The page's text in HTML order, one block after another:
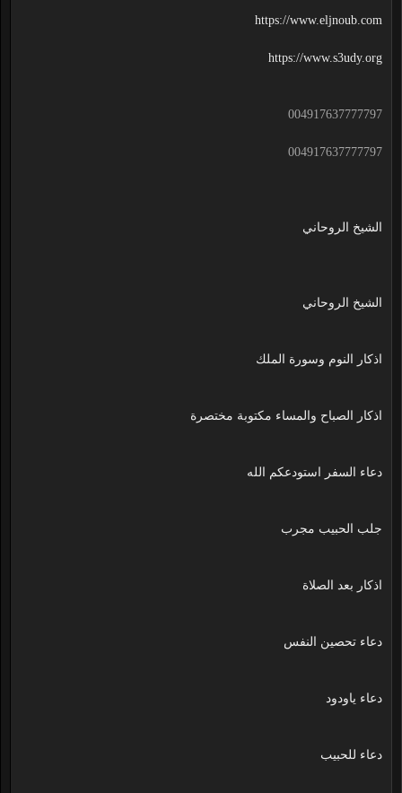
https://www.eljnoub.com
https://www.s3udy.org
004917637777797
004917637777797
الشيخ الروحاني
الشيخ الروحاني
اذكار النوم وسورة الملك
اذكار الصباح والمساء مكتوبة مختصرة
دعاء السفر استودعكم الله
جلب الحبيب مجرب
اذكار بعد الصلاة
دعاء تحصين النفس
دعاء ياودود
دعاء للحبيب